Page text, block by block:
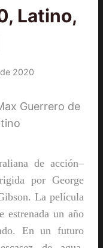
Latino,
2020
deacción–
por George
. La película
estrenada un año
En un futuro